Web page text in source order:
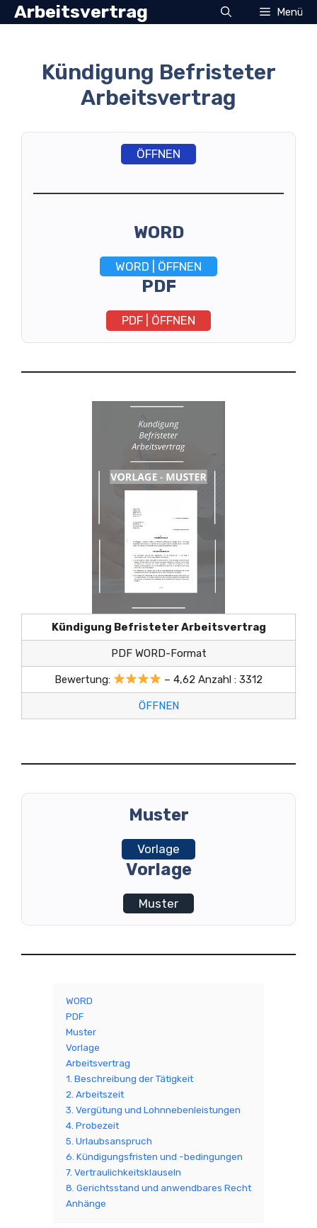
Zum
Inhalt
Arbeitsvertrag Menü
Kündigung Befristeter
Arbeitsvertrag
ÖFFNEN
WORD
WORD | ÖFFNEN
PDF
PDF | ÖFFNEN
Kündigung Befristeter Arbeitsvertrag
PDF WORD-Format
Bewertung: – 4,62 Anzahl : 3312
ÖFFNEN
Muster
Vorlage
Vorlage
Muster
WORD
PDF
Muster
Vorlage
Arbeitsvertrag
1. Beschreibung der Tätigkeit
2. Arbeitszeit
3. Vergütung und Lohnnebenleistungen
4. Probezeit
5. Urlaubsanspruch
6. Kündigungsfristen und -bedingungen
7. Vertraulichkeitsklauseln
8. Gerichtsstand und anwendbares Recht
Anhänge